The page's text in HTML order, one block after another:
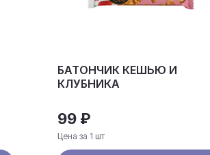
БАТОНЧИК КЕШЬЮ И
КЛУБНИКА
99 ₽
Цена за 1 шт